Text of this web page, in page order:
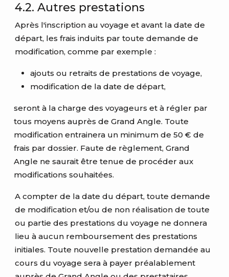
4.2. Autres prestations
Après l'inscription au voyage et avant la date de
départ, les frais induits par toute demande de
modification, comme par exemple :
ajouts ou retraits de prestations de voyage,
modification de la date de départ,
seront à la charge des voyageurs et à régler par
tous moyens auprès de Grand Angle. Toute
modification entrainera un minimum de 50 € de
frais par dossier. Faute de règlement, Grand
Angle ne saurait être tenue de procéder aux
modifications souhaitées.
A compter de la date du départ, toute demande
de modification et/ou de non réalisation de toute
ou partie des prestations du voyage ne donnera
lieu à aucun remboursement des prestations
initiales. Toute nouvelle prestation demandée au
cours du voyage sera à payer préalablement